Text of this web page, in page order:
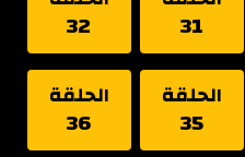
31
32
الحلقة
35
الحلقة
36